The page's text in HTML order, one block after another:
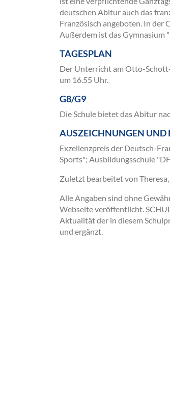
deutschen Abitur auch das
Französisch angeboten. In der
Außerdem ist das Gymnasium
TAGESPLAN
Der Unterricht am Otto-
um 16.55 Uhr.
G8/G9
Die Schule bietet das Abitur
AUSZEICHNUNGEN UND
Exzellenzpreis der Deutsch-
Sports"; Ausbildungsschule
Zuletzt bearbeitet von Theresa,
Alle Angaben sind ohne
Webseite veröffentlicht.
Aktualität der in diesem
und ergänzt.